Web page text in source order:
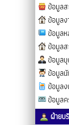
ข้อมูล
ข้อมูล
ข้อมูล
ข้อมูล
ข้อมูล
ข้อมูล
ข้อมูล
ข้อมูล
ฝ่ายบ